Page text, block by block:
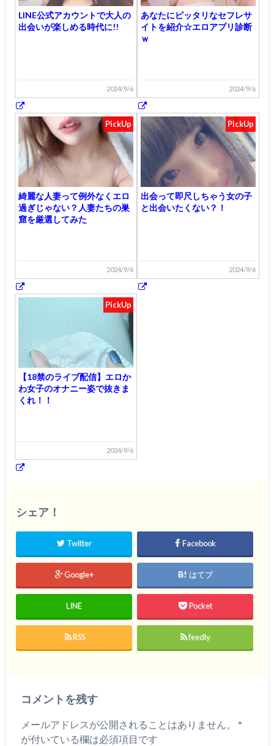
LINE公式アカウントで大人の
出会いが楽しめる時代に!!
2024/9/6
あなたにピッタリなセフレサ
イトを紹介☆エロアプリ診断
ｗ
2024/9/6
PickUp
綺麗な人妻って例外なくエロ
過ぎじゃない？人妻たちの巣
窟を厳選してみた
2024/9/6
PickUp
出会って即尺しちゃう女の子
と出会いたくない？！
2024/9/6
PickUp
【18禁のライブ配信】エロか
わ女子のオナニー姿で抜きま
くれ！！
2024/9/6
シェア！
Twitter Facebook
Google+ はてブ
LINE Pocket
RSS feedly
コメントを残す
メールアドレスが公開されることはありません。
*
が付いている欄は必須項目です